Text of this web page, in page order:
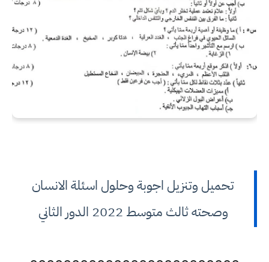
تحميل وتنزيل اجوبة وحلول اسئلة الانسان
وصحته ثالث متوسط 2022 الدور الثاني